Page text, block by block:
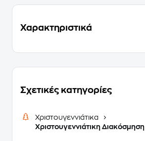
Χαρακτηριστικά
Σχετικές κατηγορίες
Χριστουγεννιάτικα
Χριστουγεννιάτικη Διακόσμηση